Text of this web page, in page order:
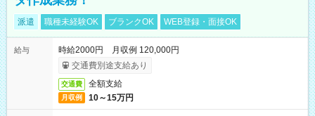
派遣 職種未経験OK ブランクOK WEB登録・面接OK
給与
時給2000円 月収例 120,000円
交通費別途支給あり
交通費 全額支給
月収例 10～15万円